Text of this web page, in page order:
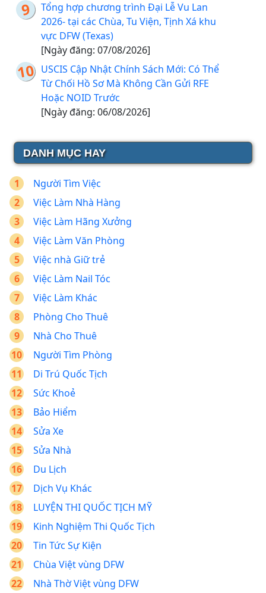
Tổng hợp chương trình Đại Lễ Vu Lan
2026- tại các Chùa, Tu Viện, Tịnh Xá khu
vực DFW (Texas)
[Ngày đăng: 07/08/2026]
USCIS Cập Nhật Chính Sách Mới: Có Thể
Từ Chối Hồ Sơ Mà Không Cần Gửi RFE
Hoặc NOID Trước
[Ngày đăng: 06/08/2026]
DANH MỤC HAY
Người Tìm Việc
Việc Làm Nhà Hàng
Việc Làm Hãng Xưởng
Việc Làm Văn Phòng
Việc nhà Giữ trẻ
Việc Làm Nail Tóc
Việc Làm Khác
Phòng Cho Thuê
Nhà Cho Thuê
Người Tìm Phòng
Di Trú Quốc Tịch
Sức Khoẻ
Bảo Hiểm
Sửa Xe
Sửa Nhà
Du Lịch
Dịch Vụ Khác
LUYỆN THI QUỐC TỊCH MỸ
Kinh Nghiệm Thi Quốc Tịch
Tin Tức Sự Kiện
Chùa Việt vùng DFW
Nhà Thờ Việt vùng DFW